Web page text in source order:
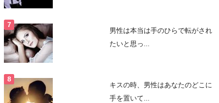
男性は本当は手のひらで転がされ
たいと思っ...
キスの時、男性はあなたのどこに
手を置いて...